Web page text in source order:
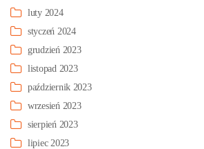
luty 2024
styczeń 2024
grudzień 2023
listopad 2023
październik 2023
wrzesień 2023
sierpień 2023
lipiec 2023